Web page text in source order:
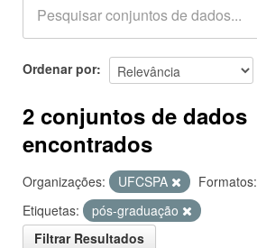
Grupos
Sobre
Ordenar por
2 conjuntos de dados
encontrados
Organizações: UFCSPA Formatos:
Etiquetas:
pós-graduação
Filtrar Resultados